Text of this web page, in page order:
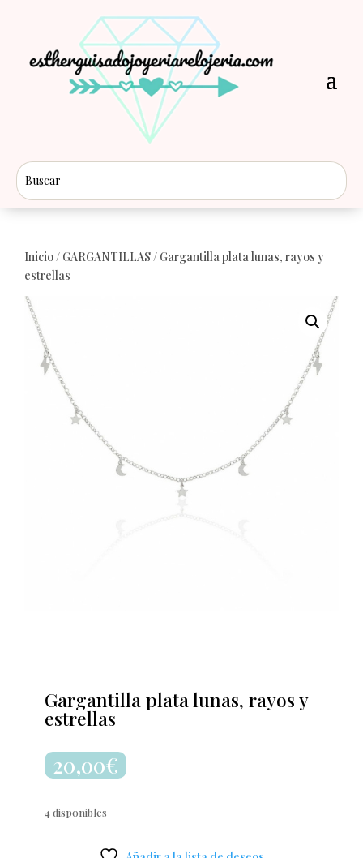
Inicio/ GARGANTILLAS/ Gargantilla plata lunas, rayos y
estrellas
Gargantilla plata lunas, rayos y
estrellas
20,00€
4 disponibles